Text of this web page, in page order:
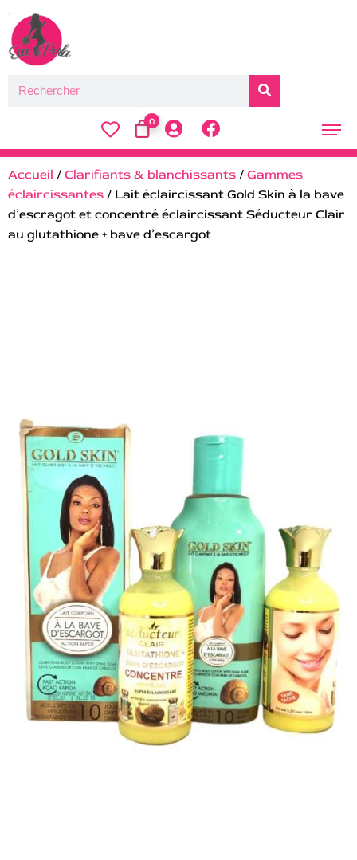
0
Accueil / Clarifiants & blanchissants / Gammes
éclaircissantes / Lait éclaircissant Gold Skin à la bave
d’escragot et concentré éclaircissant Séducteur Clair
au glutathione + bave d’escargot